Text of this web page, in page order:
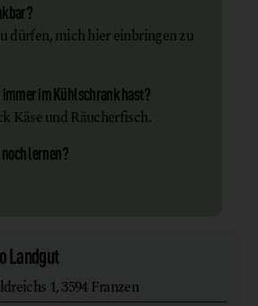
dürfen, mich hier einbringen zu
immer im Kühlschrank hast?
Käse und Räucherfisch.
lernen?
Landgut
1,3594 Franzen